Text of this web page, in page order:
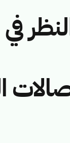
في